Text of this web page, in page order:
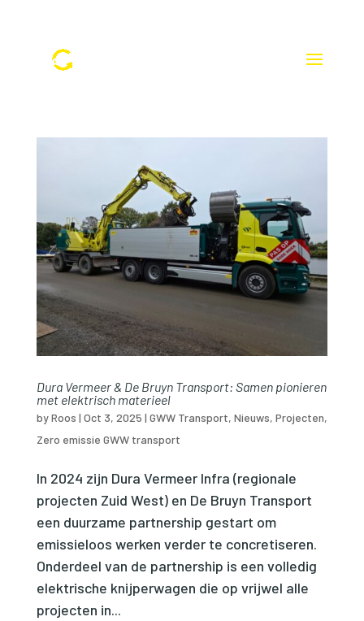
Dura Vermeer & De Bruyn Transport: Samen pionieren
met elektrisch materieel
byRoos | Oct 3, 2025 | GWW Transport, Nieuws, Projecten,
Zero emissie GWW transport
In 2024 zijn Dura Vermeer Infra (regionale
projecten Zuid West) en De Bruyn Transport
een duurzame partnership gestart om
emissieloos werken verder te concretiseren.
Onderdeel van de partnership is een volledig
elektrische knijperwagen die op vrijwel alle
projecten in...